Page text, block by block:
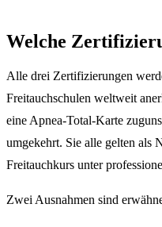
Welche
Alle drei Zertifizierungen
Freitauchschulen weltweit
eine Apnea-Total-Karte
umgekehrt. Sie alle gelten als
Freitauchkurs unter
Zwei Ausnahmen sind